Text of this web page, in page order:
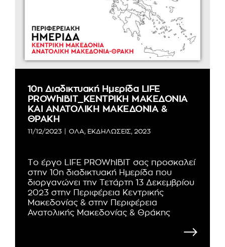
10η Διαδικτυακή Ημερίδα LIFE
PROWhIBIT_ΚΕΝΤΡΙΚΗ ΜΑΚΕΔΟΝΙΑ
ΚΑΙ ΑΝΑΤΟΛΙΚΗ ΜΑΚΕΔΟΝΙΑ &
ΘΡΑΚΗ
11/12/2023 ΟΛΑ, ΕΚΔΗΛΩΣΕΙΣ, 2023
Το έργο LIFE PROWhIBIT σας προσκαλεί
στην 10η διαδικτυακή Ημερίδα που
διοργανώνει την Τετάρτη 13 Δεκεμβρίου
2023 στην Περιφέρεια Κεντρικής
Μακεδονίας & στην Περιφέρεια
Ανατολικής Μακεδονίας & Θράκης